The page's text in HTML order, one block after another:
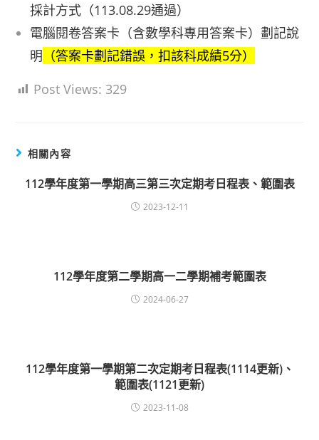
採計方式（113.08.29通過）
電腦閱卷答案卡（含數學科專用答案卡）劃記說
明 （答案卡劃記錯誤，扣該科成績5分）
Post Views: 329
相關內容
112學年度第一學期高三第三次定期考日程表、範圍表
2023-12-11
112學年度第二學期高一二學期補考範圍表
2024-06-27
112學年度第一學期第二次定期考日程表(1114更新)、
範圍表(1121更新)
2023-11-08